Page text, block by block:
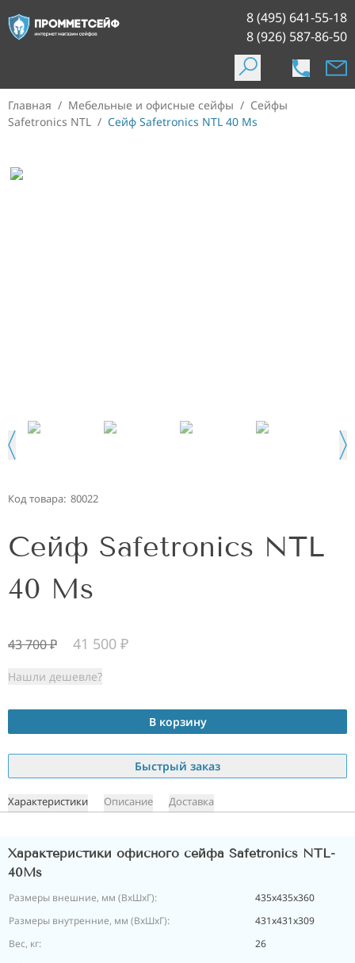
8 (495) 641-55-18
8 (926) 587-86-50
Главная / Мебельные и офисные сейфы / Сейфы
Safetronics NTL / Сейф Safetronics NTL 40 Ms
Код товара: 80022
Сейф Safetronics NTL
40 Ms
43 700₽ 41 500 ₽
Нашли дешевле?
В корзину
Быстрый заказ
Характеристики Описание Доставка
Характеристики офисного сейфа Safetronics NTL-
40Ms
Размеры внешние, мм (ВхШхГ):
435х435х360
Размеры внутренние, мм (ВхШхГ):
431х431х309
Вес, кг:
26